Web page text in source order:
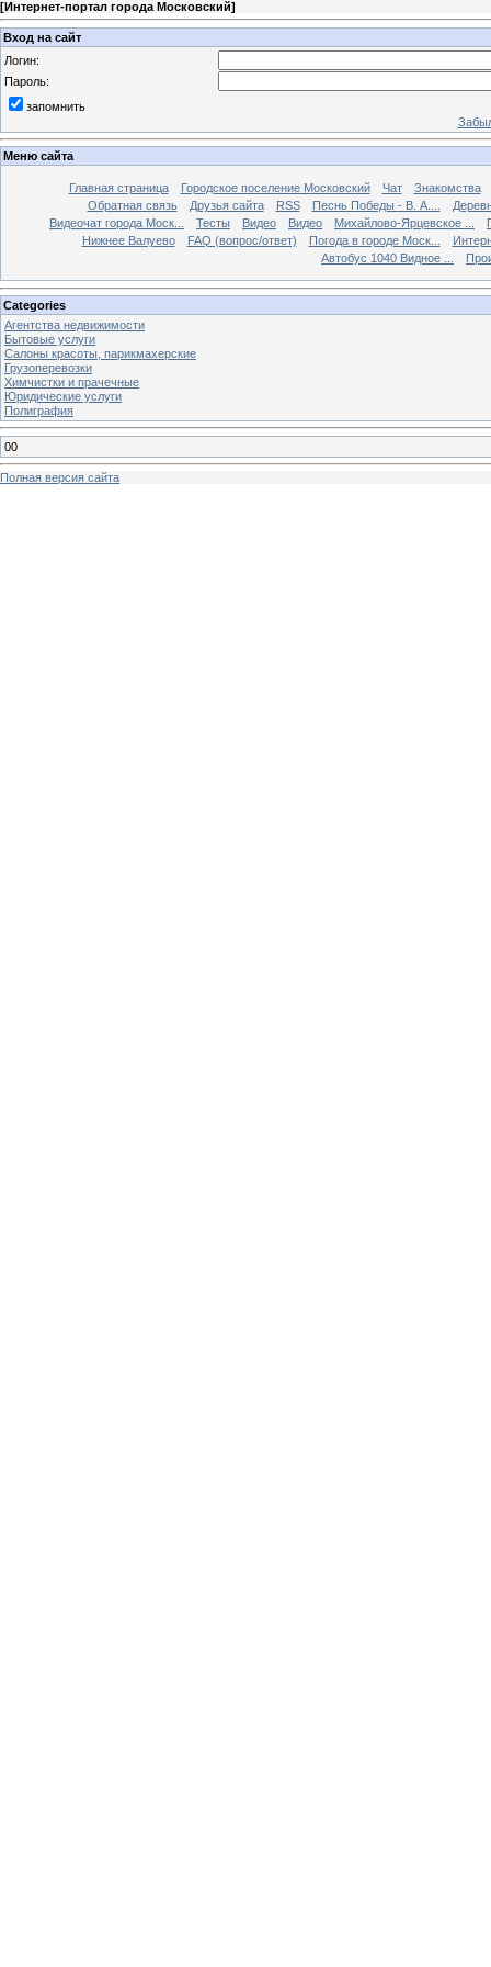
[Интернет-портал города Московский]
Вход на сайт
Логин:
Пароль:
запомнить
Меню сайта
Главная страница Городское поселение Московский Чат
Знакомства
Обратная связь
Друзья сайта RSS Песнь Победы - В. А....
Видеочат города Моск...
Тесты Видео Видео Михайлово-Ярцевское ...
Нижнее Валуево
FAQ (вопрос/ответ) Погода в городе Моск...
Автобус 1040 Видное ...
Categories
Агентства недвижимости
Бытовые услуги
Салоны красоты, парикмахерские
Грузоперевозки
Химчистки и прачечные
Юридические услуги
Полиграфия
00
Полная версия сайта